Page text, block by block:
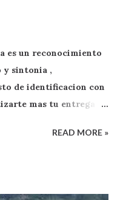
es un reconocimiento
y sintonia ,
de identificacion con
mas tu entrega
READ MORE »